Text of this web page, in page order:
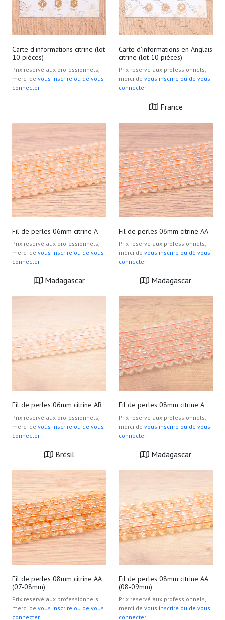
Carte d'informations citrine (lot
10 pièces)
Prix reservé aux professionnels,
merci de vous inscrire ou de vous
connecter
Carte d'informations en Anglais
citrine (lot 10 pièces)
Prix reservé aux professionnels,
merci de vous inscrire ou de vous
connecter
France
Fil de perles 06mm citrine A
Prix reservé aux professionnels,
merci de vous inscrire ou de vous
connecter
Madagascar
Fil de perles 06mm citrine AA
Prix reservé aux professionnels,
merci de vous inscrire ou de vous
connecter
Madagascar
Fil de perles 06mm citrine AB
Prix reservé aux professionnels,
merci de vous inscrire ou de vous
connecter
Brésil
Fil de perles 08mm citrine A
Prix reservé aux professionnels,
merci de vous inscrire ou de vous
connecter
Madagascar
Fil de perles 08mm citrine AA
(07-08mm)
Prix reservé aux professionnels,
merci de vous inscrire ou de vous
connecter
Fil de perles 08mm citrine AA
(08-09mm)
Prix reservé aux professionnels,
merci de vous inscrire ou de vous
connecter